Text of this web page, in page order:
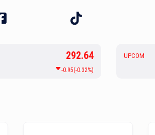
292.64
-0.95(-0.32%)
UPCOM